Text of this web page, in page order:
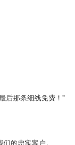
后那条细线免费！”
的忠实客户。